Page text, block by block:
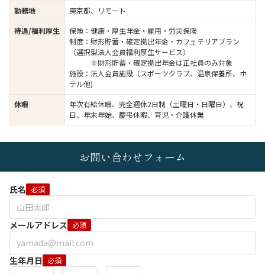
勤務地
東京都、リモート
待遇/福利厚生
保険：健康・厚生年金・雇用・労災保険
制度：財形貯蓄・確定拠出年金・カフェテリアプラン
（選択型法人会員福利厚生サービス）
※財形貯蓄・確定拠出年金は正社員のみ対象
施設：法人会員施設（スポーツクラブ、温泉保養所、ホ
テル他)
休暇
年次有給休暇、完全週休2日制（土曜日・日曜日）、祝
日、年末年始、慶弔休暇、育児・介護休業
お問い合わせフォーム
氏名 必須
メールアドレス 必須
生年月日 必須